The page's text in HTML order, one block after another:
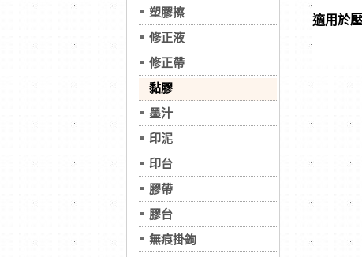
塑膠擦
修正液
修正帶
黏膠
墨汁
印泥
印台
膠帶
膠台
無痕掛鉤
適用於